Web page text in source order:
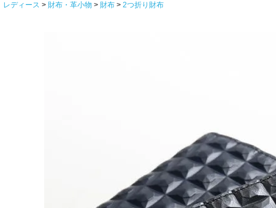
レディース 財布・革小物 財布 2つ折り財布